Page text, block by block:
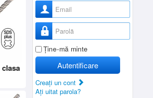
clasa
Nume utilizator
Parolă
Ţine-mă minte
Autentificare
Creaţi un cont
Aţi uitat parola?